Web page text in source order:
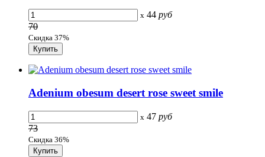
x 44 руб
70
Скидка 37%
Adenium obesum desert rose sweet smile
x 47 руб
73
Скидка 36%